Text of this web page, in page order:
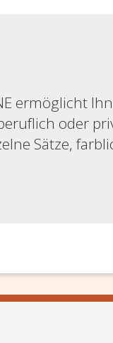
ermöglicht
oder
Sätze,